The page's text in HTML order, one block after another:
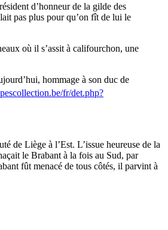
d’honneur de la gilde des
pas plus pour qu’on fît de lui le
où il s’assit à califourchon, une
hommage à son duc de
fr/det.php?
de Liège à l’Est. L’issue heureuse de la
le Brabant à la fois au Sud, par
fût menacé de tous côtés, il parvint à